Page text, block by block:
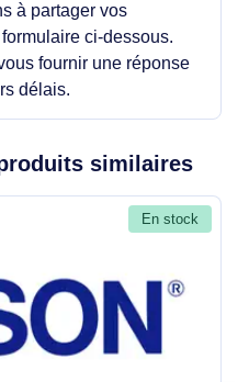
à partager vos
ci-dessous.
fournir une réponse
délais.
similaires
En stock